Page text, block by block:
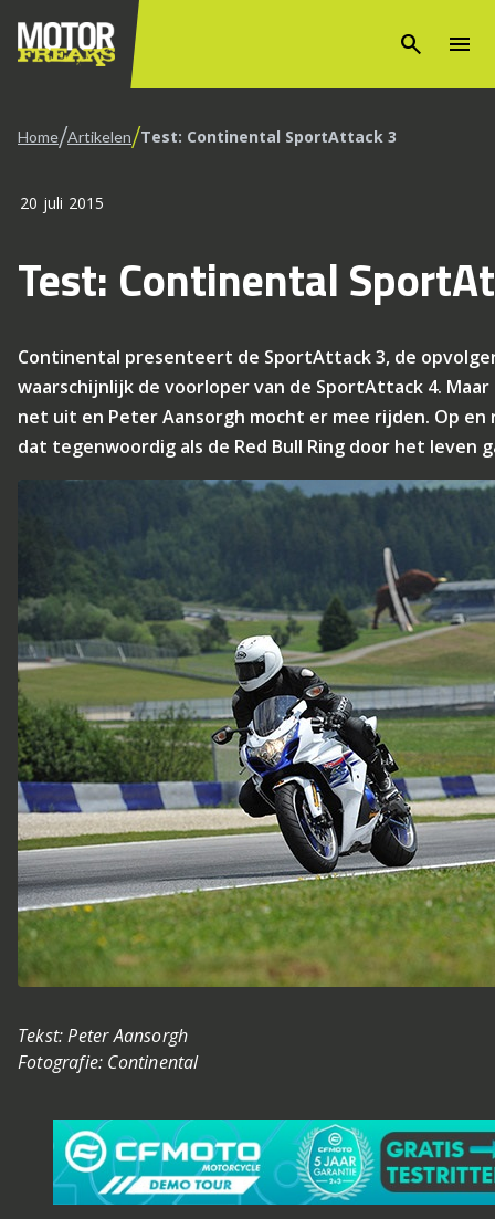
search menu
Home/Artikelen/Test: Continental SportAttack 3
20 juli 2015
Test: Continental
Continental presenteert de SportAttack 3, de
waarschijnlijk de voorloper van de SportAttack 4.
net uit en Peter Aansorgh mocht er mee rijden. Op
dat tegenwoordig als de Red Bull Ring door het leven
Tekst: Peter Aansorgh
Fotografie: Continental